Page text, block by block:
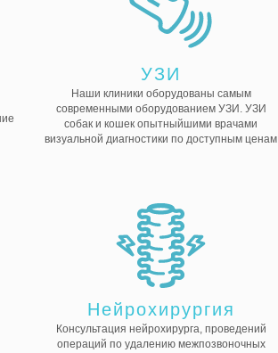
УЗИ
Наши клиники оборудованы самым
современными оборудованием УЗИ. УЗИ
собак и кошек опытныйшими врачами
визуальной диагностики по доступным ценам
Нейрохирургия
Консультация нейрохирурга, проведений
операций по удалению межпозвоночных